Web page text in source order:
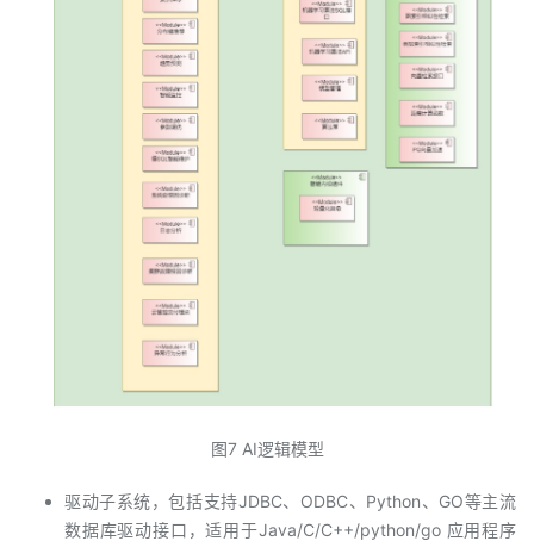
图7 AI逻辑模型
驱动子系统，包括支持JDBC、ODBC、Python、GO等主流
数据库驱动接口，适用于Java/C/C++/python/go 应用程序